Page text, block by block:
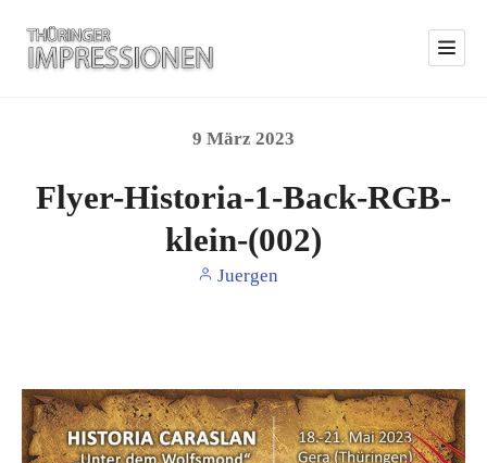
9 März 2023
Flyer-Historia-1-Back-RGB-
klein-(002)
Juergen